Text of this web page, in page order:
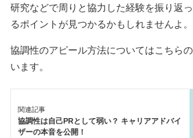
研究などで周りと協力した経験を振り返
るポイントが見つかるかもしれませんよ。
協調性のアピール方法についてはこちら
います。
関連記事
協調性は自己PRとして弱い？ キャリアアドバイ
ザーの本音を公開！